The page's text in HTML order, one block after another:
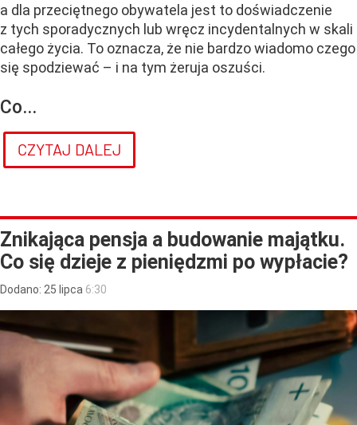
a dla przeciętnego obywatela jest to doświadczenie
z tych sporadycznych lub wręcz incydentalnych w skali
całego życia. To oznacza, że nie bardzo wiadomo czego
się spodziewać – i na tym żeruja oszuści.
Co...
CZYTAJ DALEJ
Znikająca pensja a budowanie majątku.
Co się dzieje z pieniędzmi po wypłacie?
Dodano: 25 lipca 6:30